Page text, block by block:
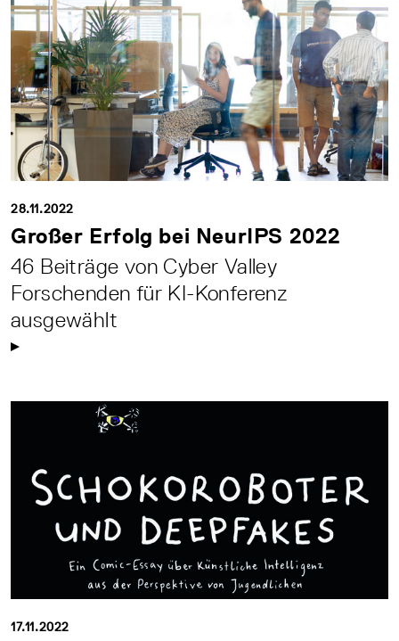
28.11.2022
Großer Erfolg bei NeurIPS 2022
46 Beiträge von Cyber Valley
Forschenden für KI-Konferenz
ausgewählt
17.11.2022